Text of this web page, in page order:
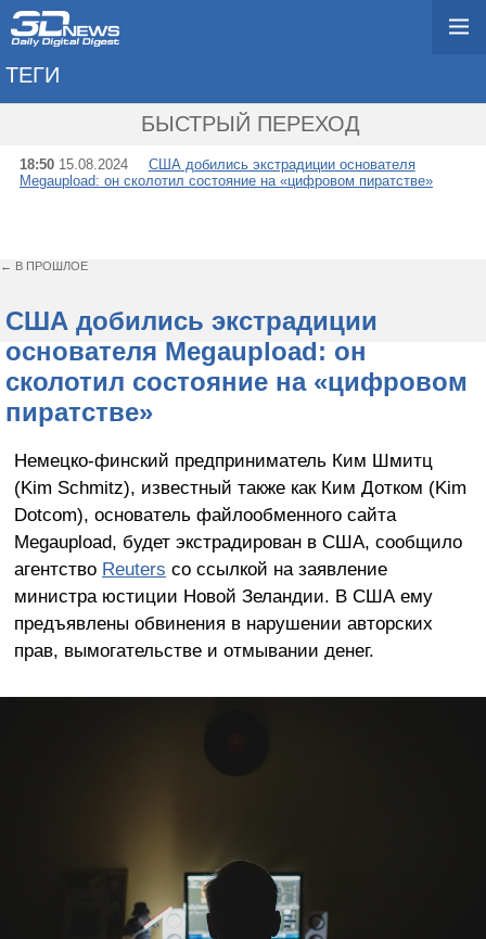
ТЕГИ
БЫСТРЫЙ ПЕРЕХОД
18:50 15.08.2024
США добились экстрадиции основателя
Megaupload: он сколотил состояние на «цифровом пиратстве»
← В ПРОШЛОЕ
США добились экстрадиции
основателя Megaupload: он
сколотил состояние на «цифровом
пиратстве»
Немецко-финский предприниматель Ким Шмитц
(Kim Schmitz), известный также как Ким Дотком (Kim
Dotcom), основатель файлообменного сайта
Megaupload, будет экстрадирован в США, сообщило
агентство Reuters со ссылкой на заявление
министра юстиции Новой Зеландии. В США ему
предъявлены обвинения в нарушении авторских
прав, вымогательстве и отмывании денег.